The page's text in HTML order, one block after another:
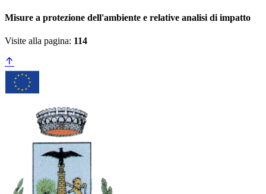
Misure a protezione dell'ambiente e relative analisi di impatto
Visite alla pagina: 114